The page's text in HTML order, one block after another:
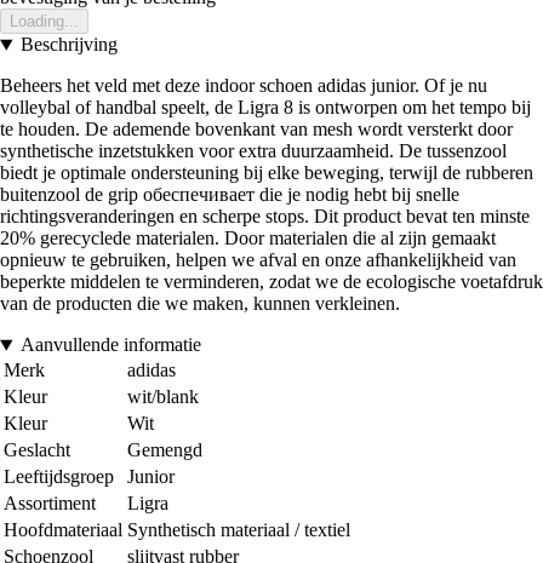
Loading...
Beschrijving
Beheers het veld met deze indoor schoen adidas junior. Of je nu
volleybal of handbal speelt, de Ligra 8 is ontworpen om het tempo bij
te houden. De ademende bovenkant van mesh wordt versterkt door
synthetische inzetstukken voor extra duurzaamheid. De tussenzool
biedt je optimale ondersteuning bij elke beweging, terwijl de rubberen
buitenzool de grip обеспечивает die je nodig hebt bij snelle
richtingsveranderingen en scherpe stops. Dit product bevat ten minste
20% gerecyclede materialen. Door materialen die al zijn gemaakt
opnieuw te gebruiken, helpen we afval en onze afhankelijkheid van
beperkte middelen te verminderen, zodat we de ecologische voetafdruk
van de producten die we maken, kunnen verkleinen.
Aanvullende informatie
Merk
adidas
Kleur
wit/blank
Kleur
Wit
Geslacht
Gemengd
Leeftijdsgroep
Junior
Assortiment
Ligra
Hoofdmateriaal Synthetisch materiaal / textiel
Schoenzool
slijtvast rubber